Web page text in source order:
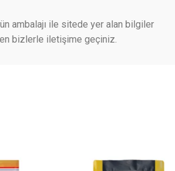
ambalajı ile sitede yer alan bilgiler
bizlerle iletişime geçiniz.